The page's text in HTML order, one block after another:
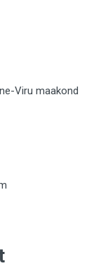
Viru maakond